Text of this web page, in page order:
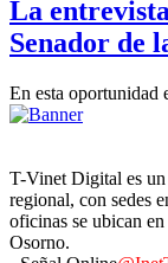
La
Senador de
En esta oportunidad
T-Vinet Digital es un
regional, con sedes
oficinas se ubican
Osorno.